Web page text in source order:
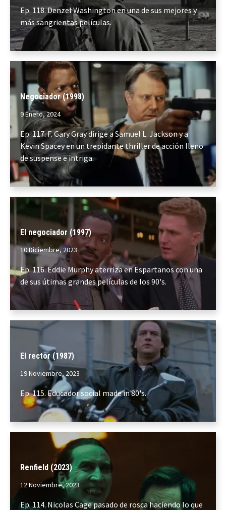
Ep. 118. Denzel Washington en una de sus mejores y
más sangrientas películas.
Negociador (1998)
9 Enero, 2024
Ep. 117. F. Gary Gray dirige a Samuel L. Jackson y a
Kevin Spacey en un trepidante thriller de acción lleno
de suspense e intriga.
El negociador (1997)
10 Diciembre, 2023
Ep. 116. Eddie Murphy aterriza en Espartanos con una
de sus útimas grandes películas de los 90's.
El rector (1987)
19 Noviembre, 2023
Ep. 115. Educador social made in 80's.
Renfield (2023)
12 Noviembre, 2023
Ep. 114. Nicolas Cage pasado de rosca haciendo lo que